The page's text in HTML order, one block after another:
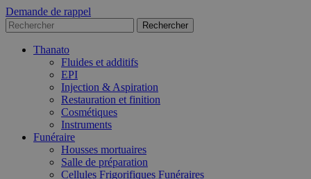
Demande de rappel
Thanato
Fluides et additifs
EPI
Injection & Aspiration
Restauration et finition
Cosmétiques
Instruments
Funéraire
Housses mortuaires
Salle de préparation
Cellules Frigorifiques Funéraires